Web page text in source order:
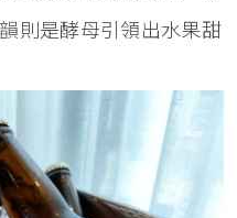
則是酵母引領出水果甜